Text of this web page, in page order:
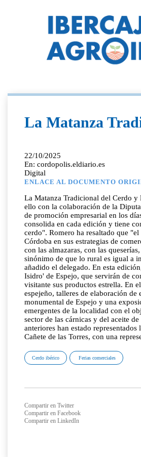
La Matanza
22/10/2025
En: cordopolis.eldiario.es
Digital
ENLACE AL DOCUMENTO
La Matanza Tradicional del Cerdo y
ello con la colaboración de la
de promoción empresarial en los
consolida en cada edición y tiene
cerdo". Romero ha resaltado que
Córdoba en sus estrategias de
con las almazaras, con las
sinónimo de que lo rural es igual a
añadido el delegado. En esta
Isidro' de Espejo, que servirán de
visitante sus productos estrella. En
espejeño, talleres de elaboración
monumental de Espejo y una
emergentes de la localidad con el
sector de las cárnicas y del aceite
anteriores han estado
Cañete de las Torres, con una
Cerdo ibérico Ferias comerciales
Compartir en Twitter
Compartir en Facebook
Compartir en LinkedIn